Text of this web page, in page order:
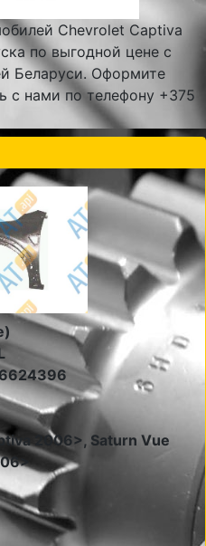
Chevrolet Captiva
по выгодной цене с
Беларуси. Оформите
с нами по телефону +375
2006>, Saturn Vue